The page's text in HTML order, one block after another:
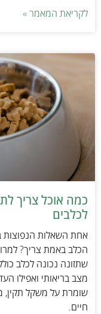
לקריאת המאמר »
כמה אוכל צריך
לכלבים
אחת השאלות הנפוצות
הכלב באמת צריך?
שתזונה נכונה לכלב
מצב בריאותי ואפילו
שומרת על משקל תקין,
חיים.